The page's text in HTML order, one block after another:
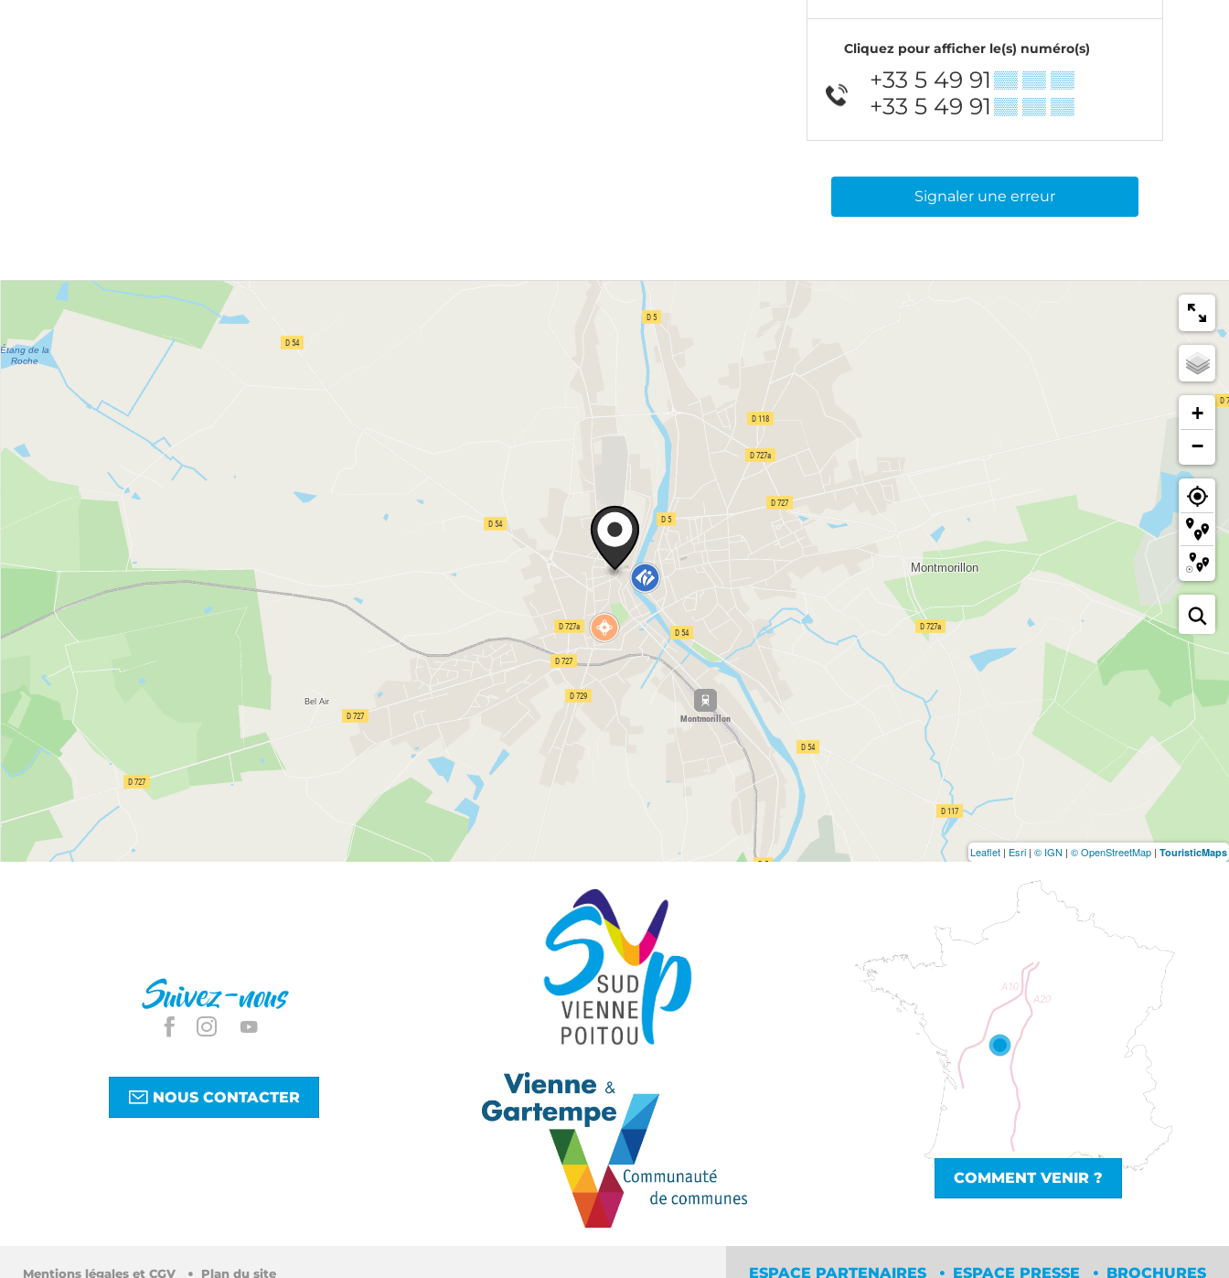
Cliquez pour afficher le(s) numéro(s)
+33 5 49 91 ▒▒ ▒▒ ▒▒
+33 5 49 91 ▒▒ ▒▒ ▒▒
Signaler une erreur
+
−
Leaflet | Esri | © IGN | © OpenStreetMap | TouristicMaps
Suivez-nous
NOUS CONTACTER
COMMENT VENIR ?
Mentions légales et CGV Plan du site ESPACE PARTENAIRES ESPACE PRESSE BROCHURES